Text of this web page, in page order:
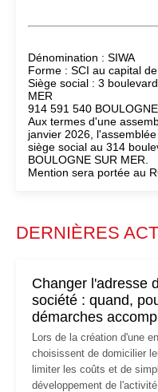
Dénomination : SIWA
Forme : SCI au capital
Siège social : 3
MER
914 591 540
Aux termes d'une
janvier 2026,
siège social au 314
BOULOGNE SUR MER.
Mention sera portée au
DERNIÈRES
Changer l'adresse
société : quand,
démarches
Lors de la création d'une
choisissent de domicilier
limiter les coûts et de
développement de